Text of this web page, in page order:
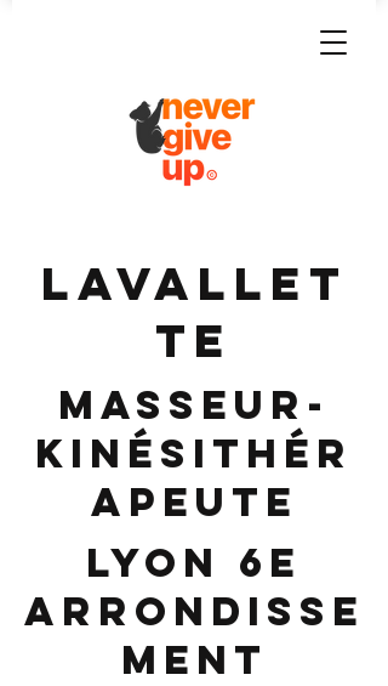
LAVALLET
TE
Masseur-
Kinésithér
apeute
Lyon 6e
Arrondisse
ment